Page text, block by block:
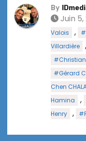
By
Juin 5,
Valois
,
Villardière
,
#Christian
#Gérard
Chen
Hamina
,
Henry
,